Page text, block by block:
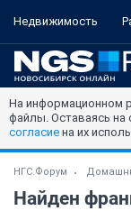
Недвижимость
На информационном
файлы. Оставаясь на
согласие на их
НГС.Форум
Найден